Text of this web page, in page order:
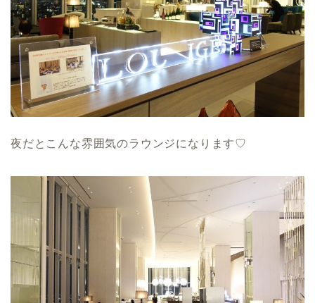
夜だとこんな雰囲気のラウンジになります♡